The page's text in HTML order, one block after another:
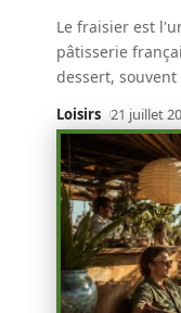
Le fraisier est
pâtisserie
dessert,
Loisirs 21 juillet